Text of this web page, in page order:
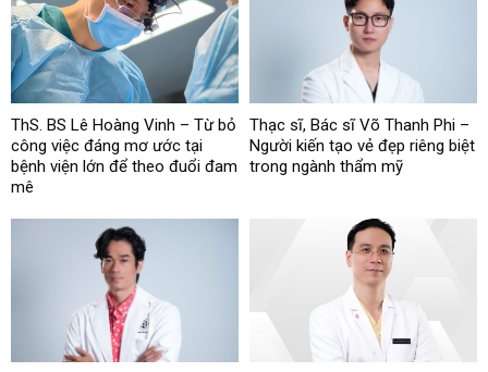
ThS. BS Lê Hoàng Vinh – Từ bỏ
công việc đáng mơ ước tại
bệnh viện lớn để theo đuổi đam
mê
Thạc sĩ, Bác sĩ Võ Thanh Phi –
Người kiến tạo vẻ đẹp riêng biệt
trong ngành thẩm mỹ